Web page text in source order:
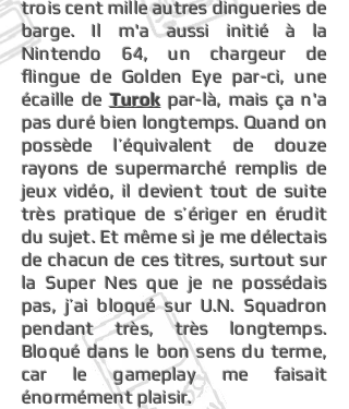
trois cent mille autres dingueries de
barge. Il m'a aussi initié à la
Nintendo 64, un chargeur de
flingue de Golden Eye par-ci, une
écaille deTurokpar-là, mais ça n'a
pas duré bien longtemps. Quand on
possède l’équivalent de douze
rayons de supermarché remplis de
jeux vidéo, il devient tout de suite
très pratique de s’ériger en érudit
du sujet. Et même si je me délectais
de chacun de ces titres, surtout sur
la Super Nes que je ne possédais
pas, j’ai bloqué sur U.N. Squadron
pendant très, très longtemps.
Bloqué dans le bon sens du terme,
car le gameplay me faisait
énormément plaisir.